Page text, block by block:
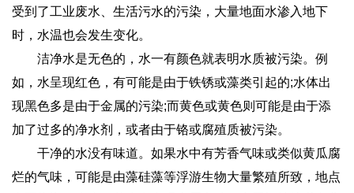
受到了工业废水、生活污水的污染，大量地面水渗入地下
时，水温也会发生变化。
洁净水是无色的，水一有颜色就表明水质被污染。例
如，水呈现红色，有可能是由于铁锈或藻类引起的;水体出
现黑色多是由于金属的污染;而黄色或黄色则可能是由于添
加了过多的净水剂，或者由于铬或腐殖质被污染。
干净的水没有味道。如果水中有芳香气味或类似黄瓜腐
烂的气味，可能是由藻硅藻等浮游生物大量繁殖所致，地点